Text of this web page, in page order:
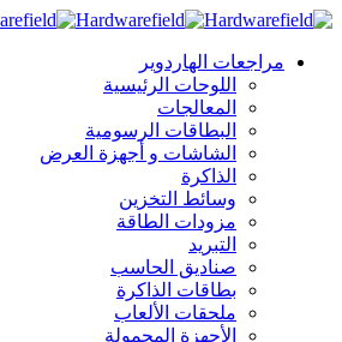
مراجعات الهاردوير
اللوحات الرئيسية
المعالجات
البطاقات الرسومية
الشاشات و أجهزة العرض
الذاكرة
وسائط التخزين
مزودات الطاقة
التبريد
صناديق الحاسب
بطاقات الذاكرة
ملحقات الألعاب
الأجهزة المحمولة